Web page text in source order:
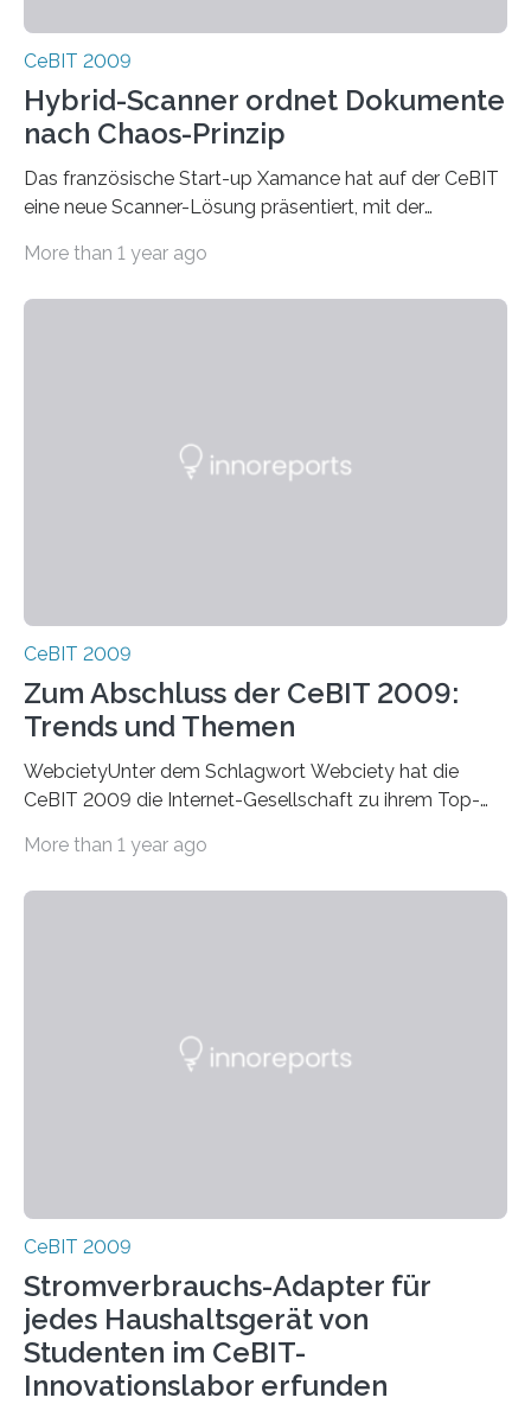
CeBIT 2009
Hybrid-Scanner ordnet Dokumente
nach Chaos-Prinzip
Das französische Start-up Xamance hat auf der CeBIT
eine neue Scanner-Lösung präsentiert, mit der
und…
More than 1 year ago
CeBIT 2009
Zum Abschluss der CeBIT 2009:
Trends und Themen
WebcietyUnter dem Schlagwort Webciety hat die
CeBIT 2009 die Internet-Gesellschaft zu ihrem Top-
Mikroblogs oder…
More than 1 year ago
CeBIT 2009
Stromverbrauchs-Adapter für
jedes Haushaltsgerät von
Studenten im CeBIT-
Innovationslabor erfunden